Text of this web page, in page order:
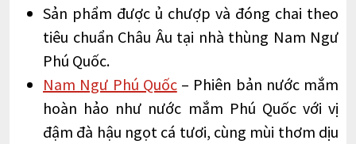
Sản phẩm được ủ chượp và đóng chai theo
tiêu chuẩn Châu Âu tại nhà thùng Nam Ngư
Phú Quốc.
Nam Ngư Phú Quốc– Phiên bản nước mắm
hoàn hảo như nước mắm Phú Quốc với vị
đậm đà hậu ngọt cá tươi, cùng mùi thơm dịu